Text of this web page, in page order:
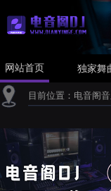
网站首页 独家舞
目前位置： 电音阁